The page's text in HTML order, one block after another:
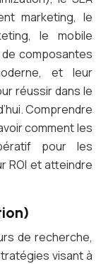
marketing, le
le mobile
composantes
et leur
réussir dans le
Comprendre
comment les
pour les
ROI et atteindre
de recherche,
visant à